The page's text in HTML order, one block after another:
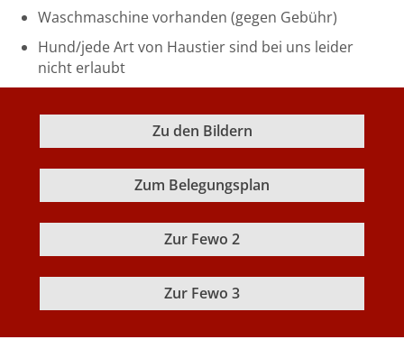
Waschmaschine vorhanden (gegen Gebühr)
Hund/jede Art von Haustier sind bei uns leider
nicht erlaubt
Zu den Bildern
Zum Belegungsplan
Zur Fewo 2
Zur Fewo 3